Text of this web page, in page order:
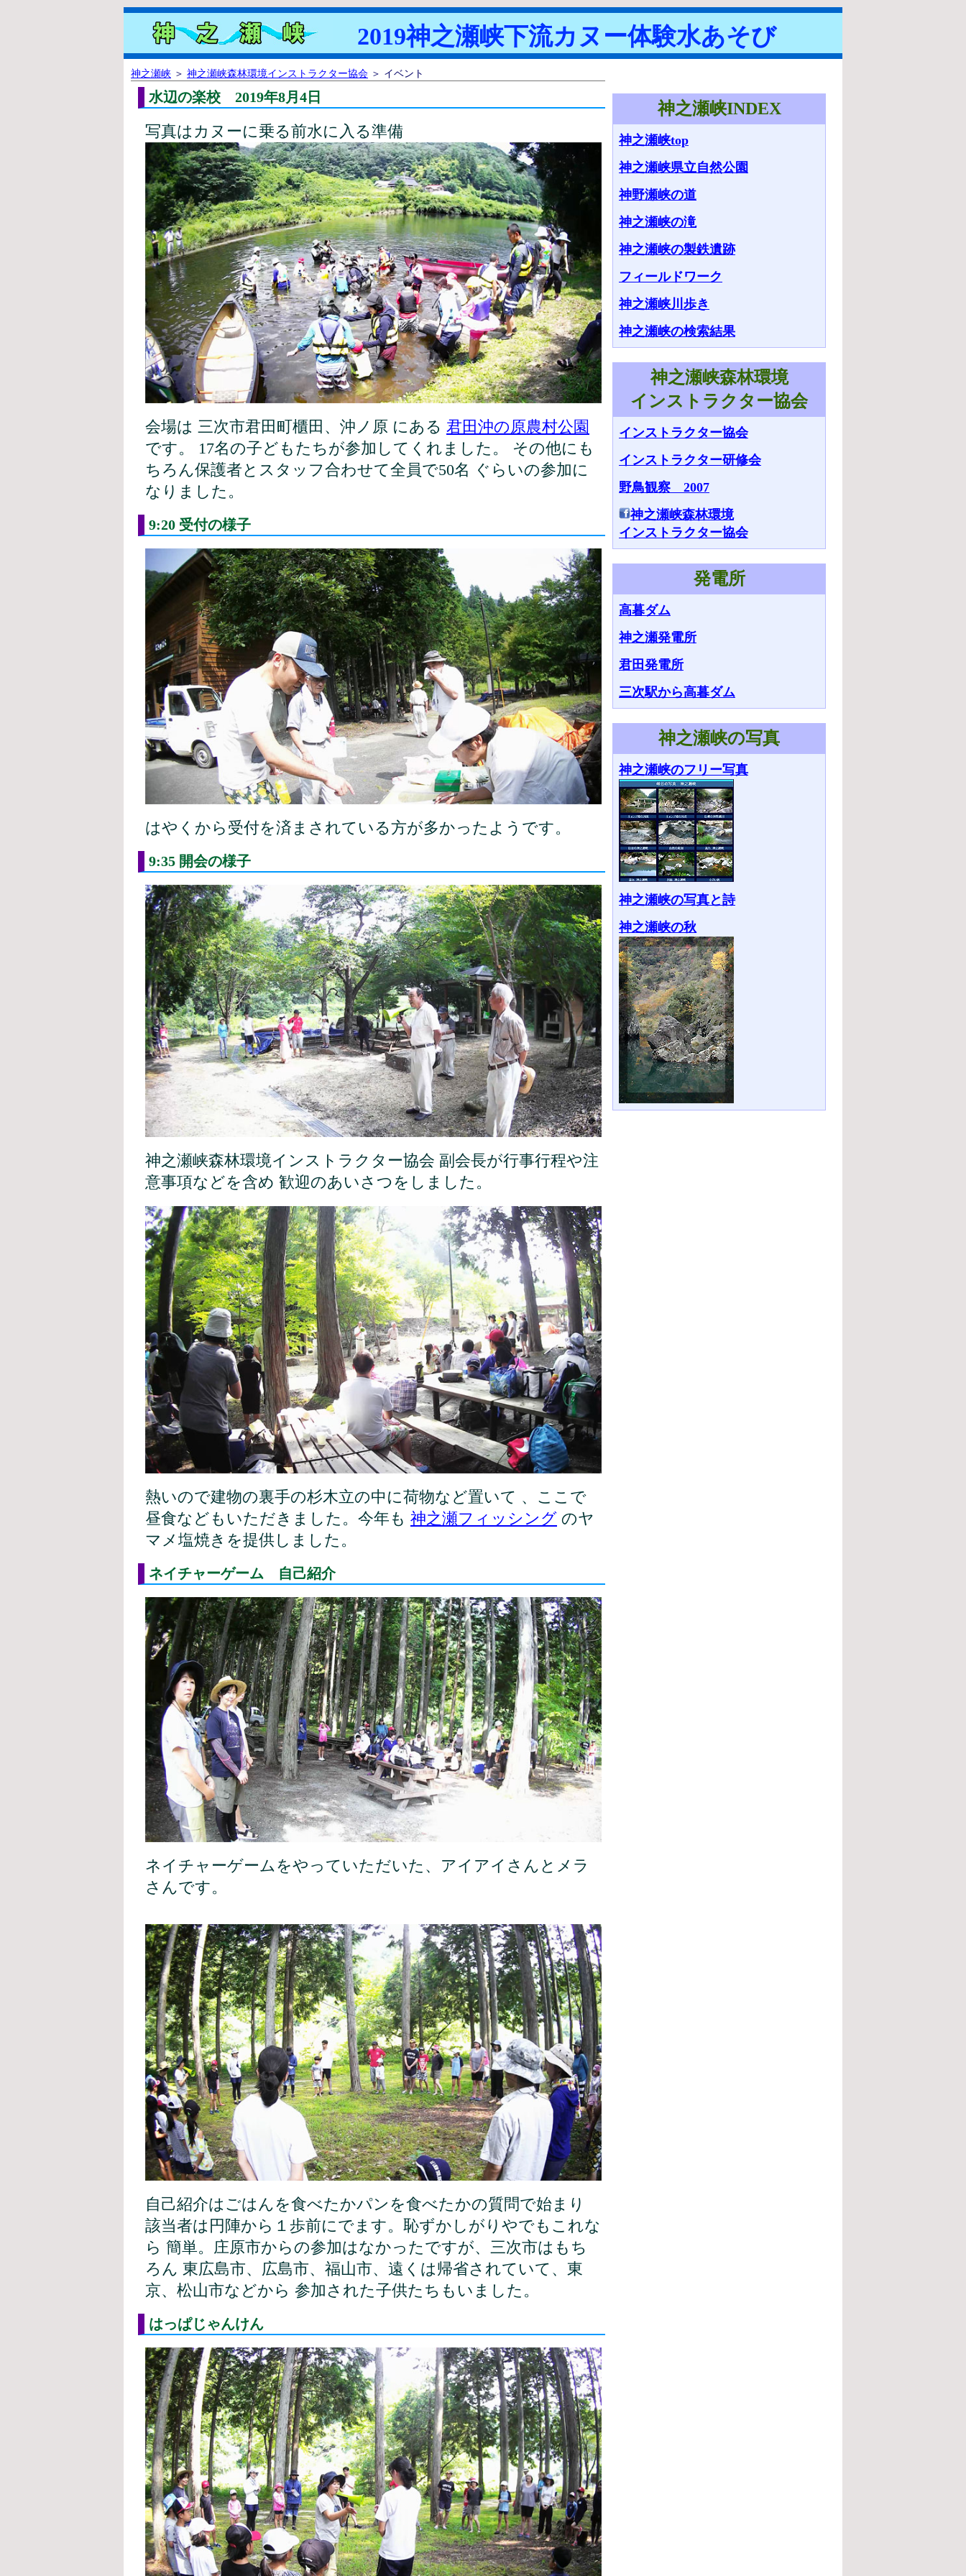
2019神之瀬峡下流カヌー体験水あそび
神之瀬峡 ＞ 神之瀬峡森林環境インストラクター協会 ＞ イベント
水辺の楽校 2019年8月4日
写真はカヌーに乗る前水に入る準備
会場は 三次市君田町櫃田、沖ノ原 にある 君田沖の原農村公園
です。 17名の子どもたちが参加してくれました。 その他にも
ちろん保護者とスタッフ合わせて全員で50名 ぐらいの参加に
なりました。
9:20 受付の様子
はやくから受付を済まされている方が多かったようです。
9:35 開会の様子
神之瀬峡森林環境インストラクター協会 副会長が行事行程や注
意事項などを含め 歓迎のあいさつをしました。
熱いので建物の裏手の杉木立の中に荷物など置いて 、ここで
昼食などもいただきました。今年も 神之瀬フィッシング のヤ
マメ塩焼きを提供しました。
ネイチャーゲーム 自己紹介
ネイチャーゲームをやっていただいた、アイアイさんとメラ
さんです。
自己紹介はごはんを食べたかパンを食べたかの質問で始まり
該当者は円陣から１歩前にでます。恥ずかしがりやでもこれな
ら 簡単。庄原市からの参加はなかったですが、三次市はもち
ろん 東広島市、広島市、福山市、遠くは帰省されていて、東
京、松山市などから 参加された子供たちもいました。
はっぱじゃんけん
神之瀬峡INDEX
神之瀬峡top
神之瀬峡県立自然公園
神野瀬峡の道
神之瀬峡の滝
神之瀬峡の製鉄遺跡
フィールドワーク
神之瀬峡川歩き
神之瀬峡の検索結果
神之瀬峡森林環境
インストラクター協会
インストラクター協会
インストラクター研修会
野鳥観察 2007
神之瀬峡森林環境
インストラクター協会
発電所
高暮ダム
神之瀬発電所
君田発電所
三次駅から高暮ダム
神之瀬峡の写真
神之瀬峡のフリー写真
神之瀬峡の写真と詩
神之瀬峡の秋